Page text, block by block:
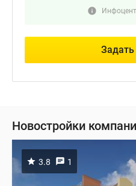
Задать
Новостройки
3.8 1